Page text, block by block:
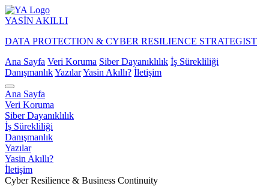
YASİN AKILLI
DATA PROTECTION & CYBER RESILIENCE STRATEGIST
Ana Sayfa Veri Koruma Siber Dayanıklılık İş Sürekliliği
DanışmanlıkYazılarYasin Akıllı? İletişim
Ana Sayfa
Veri Koruma
Siber Dayanıklılık
İş Sürekliliği
Danışmanlık
Yazılar
Yasin Akıllı?
İletişim
Cyber Resilience & Business Continuity